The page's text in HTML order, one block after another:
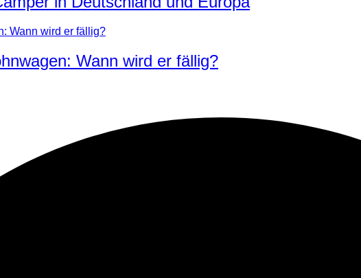
Wann wird er fällig?